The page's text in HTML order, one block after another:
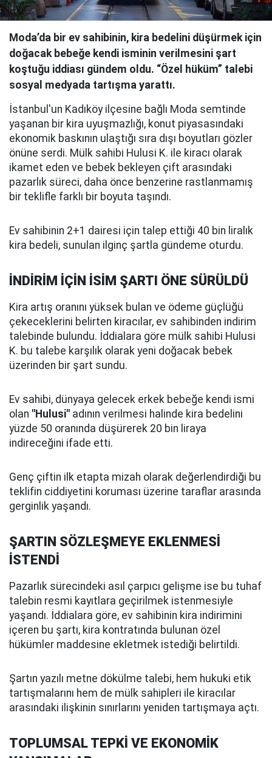
Moda’da bir ev sahibinin, kira bedelini düşürmek için
doğacak bebeğe kendi isminin verilmesini şart
koştuğu iddiası gündem oldu. “Özel hüküm” talebi
sosyal medyada tartışma yarattı.
İstanbul'un Kadıköy ilçesine bağlı Moda semtinde
yaşanan bir kira uyuşmazlığı, konut piyasasındaki
ekonomik baskının ulaştığı sıra dışı boyutları gözler
önüne serdi. Mülk sahibi Hulusi K. ile kiracı olarak
ikamet eden ve bebek bekleyen çift arasındaki
pazarlık süreci, daha önce benzerine rastlanmamış
bir teklifle farklı bir boyuta taşındı.
Ev sahibinin 2+1 dairesi için talep ettiği 40 bin liralık
kira bedeli, sunulan ilginç şartla gündeme oturdu.
İNDİRİM İÇİN İSİM ŞARTI ÖNE SÜRÜLDÜ
Kira artış oranını yüksek bulan ve ödeme güçlüğü
çekeceklerini belirten kiracılar, ev sahibinden indirim
talebinde bulundu. İddialara göre mülk sahibi Hulusi
K. bu talebe karşılık olarak yeni doğacak bebek
üzerinden bir şart sundu.
Ev sahibi, dünyaya gelecek erkek bebeğe kendi ismi
olan "Hulusi" adının verilmesi halinde kira bedelini
yüzde 50 oranında düşürerek 20 bin liraya
indireceğini ifade etti.
Genç çiftin ilk etapta mizah olarak değerlendirdiği bu
teklifin ciddiyetini koruması üzerine taraflar arasında
gerginlik yaşandı.
ŞARTIN SÖZLEŞMEYE EKLENMESİ
İSTENDİ
Pazarlık sürecindeki asıl çarpıcı gelişme ise bu tuhaf
talebin resmi kayıtlara geçirilmek istenmesiyle
yaşandı. İddialara göre, ev sahibinin kira indirimini
içeren bu şartı, kira kontratında bulunan özel
hükümler maddesine ekletmek istediği belirtildi.
Şartın yazılı metne dökülme talebi, hem hukuki etik
tartışmalarını hem de mülk sahipleri ile kiracılar
arasındaki ilişkinin sınırlarını yeniden tartışmaya açtı.
TOPLUMSAL TEPKİ VE EKONOMİK